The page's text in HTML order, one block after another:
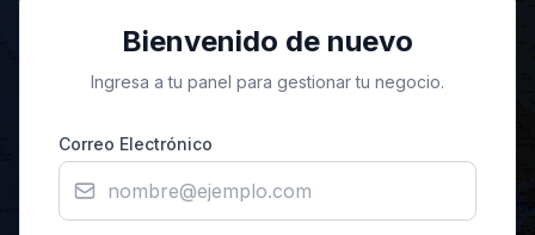
Bienvenido de nuevo
Ingresa a tu panel para gestionar tu negocio.
Correo Electrónico